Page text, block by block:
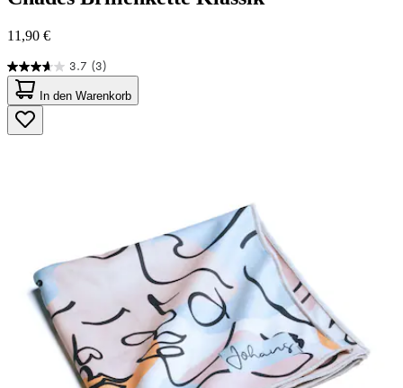
11,90 €
3.7 (3)
3.7
von
5
Sternen.
3
In den Warenkorb